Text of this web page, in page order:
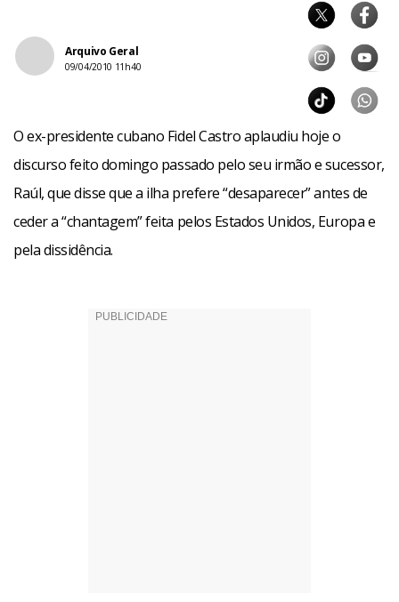
Arquivo Geral
09/04/2010 11h40
O ex-presidente cubano Fidel Castro aplaudiu hoje o
discurso feito domingo passado pelo seu irmão e sucessor,
Raúl, que disse que a ilha prefere “desaparecer” antes de
ceder a “chantagem” feita pelos Estados Unidos, Europa e
pela dissidência.